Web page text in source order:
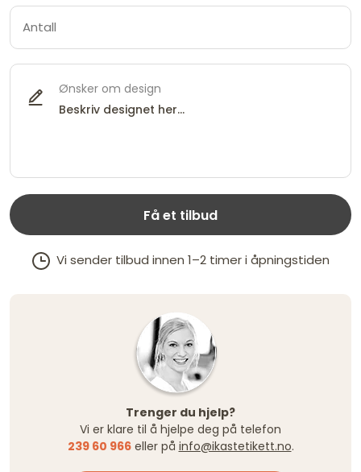
Ønsker om design
Få et tilbud
Vi sender tilbud innen 1–2 timer i åpningstiden
Trenger du hjelp?
Vi er klare til å hjelpe deg på telefon
239 60 966 eller på info@ikastetikett.no.